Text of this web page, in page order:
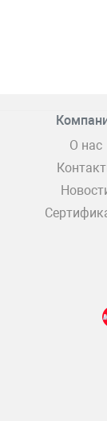
О нас